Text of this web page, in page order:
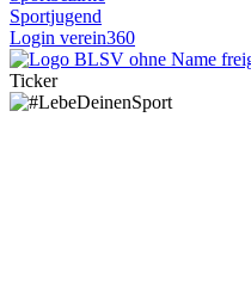
Sportjugend
Login verein360
Ticker